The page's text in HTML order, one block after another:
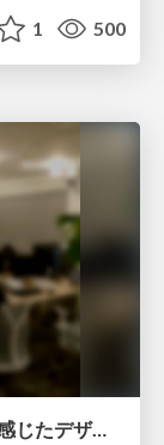
1 500
｢デザイナーみ｣のある環境〜転職して感じたデザイナーの働きやすい環境〜